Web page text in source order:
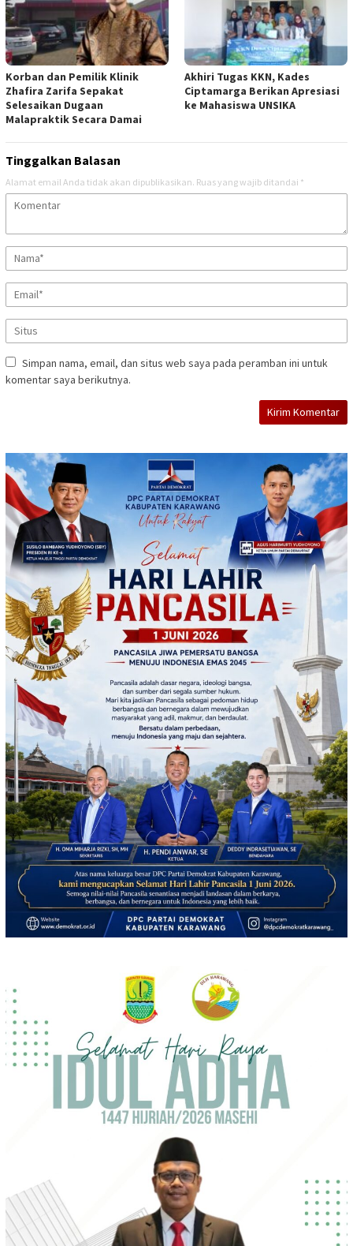
Korban dan Pemilik Klinik
Zhafira Zarifa Sepakat
Selesaikan Dugaan
Malapraktik Secara Damai
Akhiri Tugas KKN, Kades
Ciptamarga Berikan Apresiasi
ke Mahasiswa UNSIKA
Tinggalkan Balasan
Alamat email Anda tidak akan dipublikasikan. Ruas yang wajib ditandai *
Simpan nama, email, dan situs web saya pada peramban ini untuk
komentar saya berikutnya.